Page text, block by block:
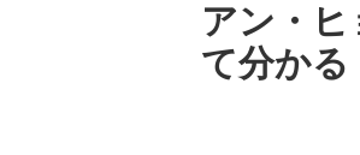
アン・
て分かる